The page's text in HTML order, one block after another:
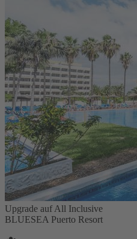
Upgrade auf All Inclusive
BLUESEA Puerto Resort